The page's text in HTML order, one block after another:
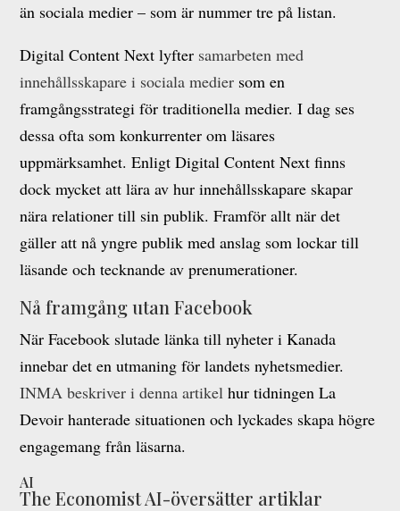
än sociala medier – som är nummer tre på listan.
Digital Content Next lyfter samarbeten med
innehållsskapare i sociala medier som en
framgångsstrategi för traditionella medier. I dag ses
dessa ofta som konkurrenter om läsares
uppmärksamhet. Enligt Digital Content Next finns
dock mycket att lära av hur innehållsskapare skapar
nära relationer till sin publik. Framför allt när det
gäller att nå yngre publik med anslag som lockar till
läsande och tecknande av prenumerationer.
Nå framgång utan Facebook
När Facebook slutade länka till nyheter i Kanada
innebar det en utmaning för landets nyhetsmedier.
INMA beskriver i denna artikel hur tidningen La
Devoir hanterade situationen och lyckades skapa högre
engagemang från läsarna.
AI
The Economist AI-översätter artiklar